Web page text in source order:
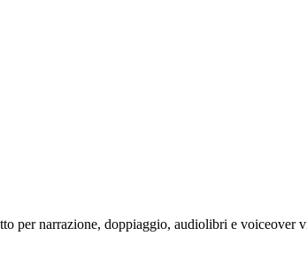
per narrazione, doppiaggio, audiolibri e